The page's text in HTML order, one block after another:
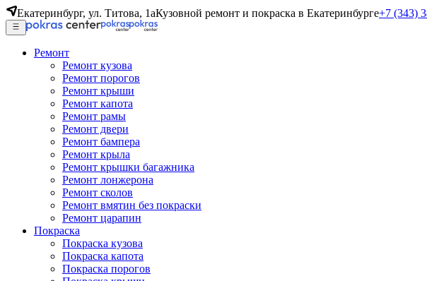
Екатеринбург, ул. Титова, 1аКузовной ремонт и покраска в Екатеринбурге+7 (343)
Ремонт
Ремонт кузова
Ремонт порогов
Ремонт крыши
Ремонт капота
Ремонт рамы
Ремонт двери
Ремонт бампера
Ремонт крыла
Ремонт крышки багажника
Ремонт лонжерона
Ремонт сколов
Ремонт вмятин без покраски
Ремонт царапин
Покраска
Покраска кузова
Покраска капота
Покраска порогов